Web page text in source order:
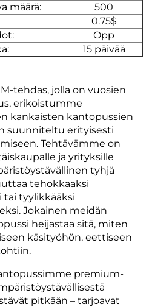
määrä:
500
0.75$
Opp
15 päivää
tehdas, jolla on vuosien
erikoistumme
kankaisten kantopussien
suunniteltu erityisesti
Tehtävämme on
ja yrityksille
tyhjä
tehokkaaksi
tyylikkääksi
Jokainen meidän
heijastaa sitä, miten
käsityöhön, eettiseen
premium-
pitkään – tarjoavat